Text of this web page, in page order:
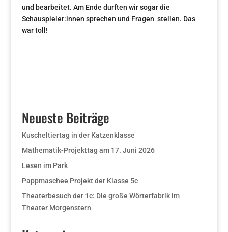
und bearbeitet. Am Ende durften wir sogar die
Schauspieler:innen sprechen und Fragen stellen. Das
war toll!
Neueste Beiträge
Kuscheltiertag in der Katzenklasse
Mathematik-Projekttag am 17. Juni 2026
Lesen im Park
Pappmaschee Projekt der Klasse 5c
Theaterbesuch der 1c: Die große Wörterfabrik im
Theater Morgenstern